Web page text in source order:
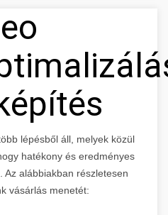
lépésből áll, melyek közül
hatékony és eredményes
Az alábbiakban részletesen
vásárlás menetét: